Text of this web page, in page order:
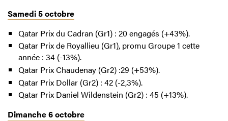
Samedi 5 octobre
Qatar Prix du Cadran (Gr1) : 20 engagés (+43%).
Qatar Prix de Royallieu (Gr1), promu Groupe 1 cette
année : 34 (-13%).
Qatar Prix Chaudenay (Gr2) :29 (+53%).
Qatar Prix Dollar (Gr2) : 42 (-2,3%).
Qatar Prix Daniel Wildenstein (Gr2) : 45 (+13%).
Dimanche 6 octobre